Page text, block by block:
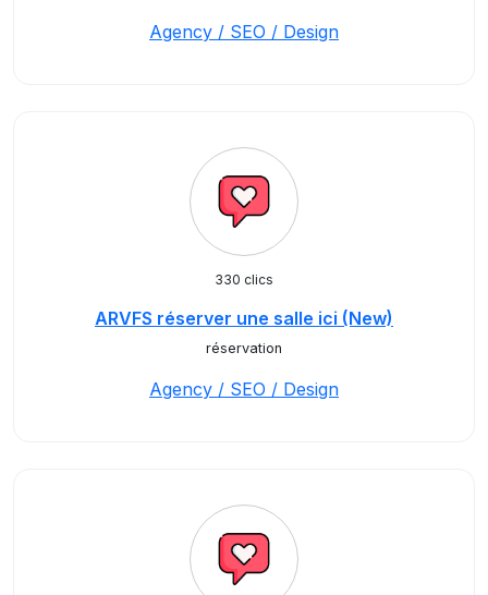
Agency / SEO / Design
330 clics
ARVFS réserver une salle ici (New)
réservation
Agency / SEO / Design